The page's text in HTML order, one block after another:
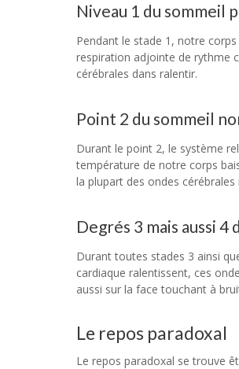
Niveau 1 du sommeil
Pendant le stade 1, notre
respiration adjointe de rythme
cérébrales dans ralentir.
Point 2 du sommeil
Durant le point 2, le système
température de notre corps
la plupart des ondes cérébrales
Degrés 3 mais aussi 4
Durant toutes stades 3 ainsi
cardiaque ralentissent, ces
aussi sur la face touchant à
Le repos paradoxal
Le repos paradoxal se trouve